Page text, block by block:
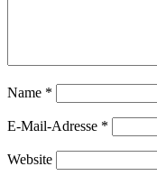
Name *
E-Mail-Adresse *
Website